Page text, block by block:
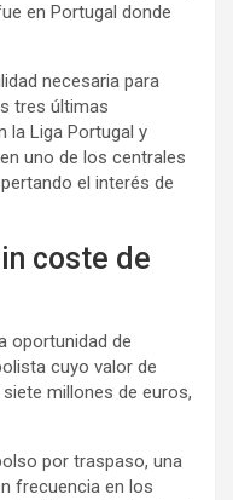
en Portugal donde
necesaria para
tres últimas
la Liga Portugal y
uno de los centrales
el interés de
coste de
oportunidad de
cuyo valor de
millones de euros,
por traspaso, una
frecuencia en los